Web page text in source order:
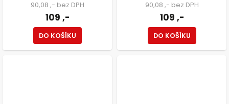
90,08 ,- bez DPH
109 ,-
DO KOŠÍKU
90,08 ,- bez DPH
109 ,-
DO KOŠÍKU